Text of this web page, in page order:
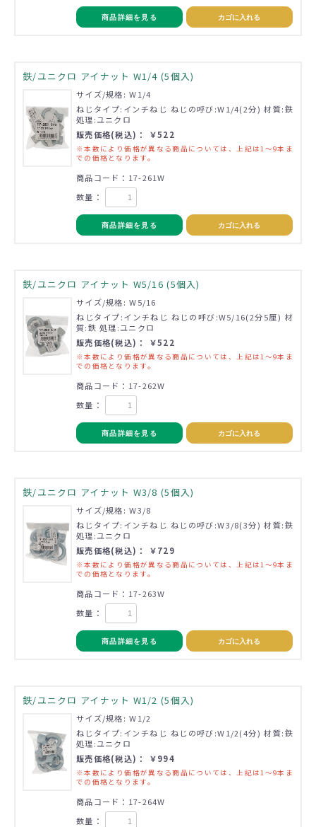
商品詳細を見る カゴに入れる
鉄/ユニクロ アイナット W1/4 (5個入)
サイズ/規格: W1/4
ねじタイプ:インチねじ ねじの呼び:W1/4(2分) 材質:鉄
処理:ユニクロ
販売価格(税込)： ￥522
※本数により価格が異なる商品については、上記は1～9本ま
での価格となります。
商品コード：17-261W
数量：
商品詳細を見る カゴに入れる
鉄/ユニクロ アイナット W5/16 (5個入)
サイズ/規格: W5/16
ねじタイプ:インチねじ ねじの呼び:W5/16(2分5厘) 材
質:鉄 処理:ユニクロ
販売価格(税込)： ￥522
※本数により価格が異なる商品については、上記は1～9本ま
での価格となります。
商品コード：17-262W
数量：
商品詳細を見る カゴに入れる
鉄/ユニクロ アイナット W3/8 (5個入)
サイズ/規格: W3/8
ねじタイプ:インチねじ ねじの呼び:W3/8(3分) 材質:鉄
処理:ユニクロ
販売価格(税込)： ￥729
※本数により価格が異なる商品については、上記は1～9本ま
での価格となります。
商品コード：17-263W
数量：
商品詳細を見る カゴに入れる
鉄/ユニクロ アイナット W1/2 (5個入)
サイズ/規格: W1/2
ねじタイプ:インチねじ ねじの呼び:W1/2(4分) 材質:鉄
処理:ユニクロ
販売価格(税込)： ￥994
※本数により価格が異なる商品については、上記は1～9本ま
での価格となります。
商品コード：17-264W
数量：